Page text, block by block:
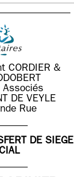
CORDIER &
Associés
DE VEYLE
Rue
DE SIEGE